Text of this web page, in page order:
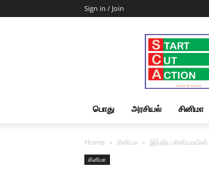
Sign in / Join
Start
Cut
|
&
பொது அரசியல் சினிமா
Home சினிமா இந்திய
சினிமா